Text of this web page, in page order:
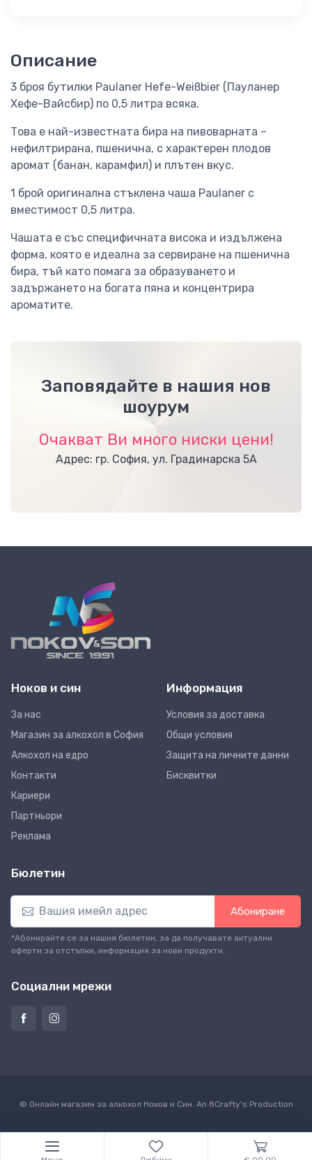
Описание
3 броя бутилки Paulaner Hefe-Weißbier (Пауланер
Хефе-Вайсбир) по 0,5 литра всяка.
Това е най-известната бира на пивоварната –
нефилтрирана, пшенична, с характерен плодов
аромат (банан, карамфил) и плътен вкус.
1 брой оригинална стъклена чаша Paulaner с
вместимост 0,5 литра.
Чашата е със специфичната висока и издължена
форма, която е идеална за сервиране на пшенична
бира, тъй като помага за образуването и
задържането на богата пяна и концентрира
ароматите.
Заповядайте в нашия нов
шоурум
Очакват Ви много ниски цени!
Адрес: гр. София, ул. Градинарска 5А
Ноков и син
За нас
Магазин за алкохол в София
Алкохол на едро
Контакти
Кариери
Партньори
Реклама
Информация
Условия за доставка
Общи условия
Защита на личните данни
Бисквитки
Бюлетин
Абониране
*Абонирайте се за нашия бюлетин, за да получавате актуални
оферти за отстъпки, информация за нови продукти.
Социални мрежи
© Онлайн магазин за алкохол Ноков и Син. An 8Crafty's Production